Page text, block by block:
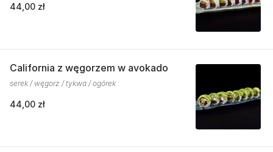
44,00 zł
California z węgorzem w avokado
serek / węgorz / tykwa / ogórek
44,00 zł